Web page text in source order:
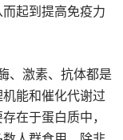
起到提高免疫力
、激素、抗体都是
能和催化代谢过
在于蛋白质中，